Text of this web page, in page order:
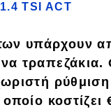
TSI ACT
υπάρχουν
τραπεζάκια.
ρύθμιση
κοστίζει